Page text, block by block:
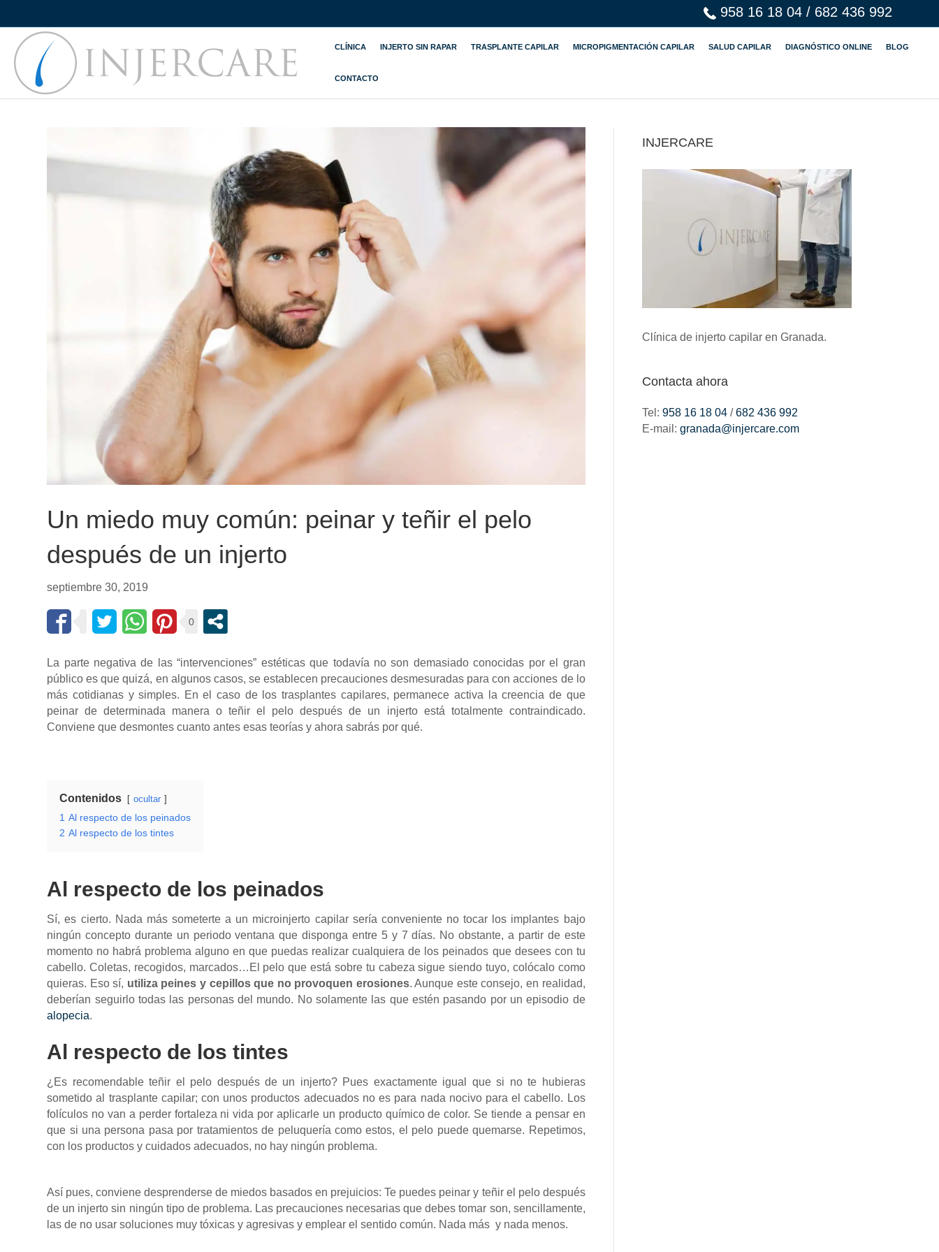
958 16 18 04/ 682 436 992
CLÍNICA INJERTO SIN RAPAR TRASPLANTE CAPILAR MICROPIGMENTACIÓN CAPILAR SALUD CAPILAR DIAGNÓSTICO ONLINE BLOG
CONTACTO
Un miedo muy común: peinar y teñir el pelo
después de un injerto
septiembre 30, 2019
0
La parte negativa de las “intervenciones” estéticas que todavía no son demasiado conocidas por el gran
público es que quizá, en algunos casos, se establecen precauciones desmesuradas para con acciones de lo
más cotidianas y simples. En el caso de los trasplantes capilares, permanece activa la creencia de que
peinar de determinada manera o teñir el pelo después de un injerto está totalmente contraindicado.
Conviene que desmontes cuanto antes esas teorías y ahora sabrás por qué.
Contenidos ocultar
1 Al respecto de los peinados
2 Al respecto de los tintes
Al respecto de los peinados
Sí, es cierto. Nada más someterte a un microinjerto capilar sería conveniente no tocar los implantes bajo
ningún concepto durante un periodo ventana que disponga entre 5 y 7 días. No obstante, a partir de este
momento no habrá problema alguno en que puedas realizar cualquiera de los peinados que desees con tu
cabello. Coletas, recogidos, marcados…El pelo que está sobre tu cabeza sigue siendo tuyo, colócalo como
quieras. Eso sí, utiliza peines y cepillos que no provoquen erosiones. Aunque este consejo, en realidad,
deberían seguirlo todas las personas del mundo. No solamente las que estén pasando por un episodio de
alopecia.
Al respecto de los tintes
¿Es recomendable teñir el pelo después de un injerto? Pues exactamente igual que si no te hubieras
sometido al trasplante capilar; con unos productos adecuados no es para nada nocivo para el cabello. Los
folículos no van a perder fortaleza ni vida por aplicarle un producto químico de color. Se tiende a pensar en
que si una persona pasa por tratamientos de peluquería como estos, el pelo puede quemarse. Repetimos,
con los productos y cuidados adecuados, no hay ningún problema.
Así pues, conviene desprenderse de miedos basados en prejuicios: Te puedes peinar y teñir el pelo después
de un injerto sin ningún tipo de problema. Las precauciones necesarias que debes tomar son, sencillamente,
las de no usar soluciones muy tóxicas y agresivas y emplear el sentido común. Nada más y nada menos.
INJERCARE
Clínica de injerto capilar en Granada.
Contacta ahora
Tel: 958 16 18 04/682 436 992
E-mail: granada@injercare.com